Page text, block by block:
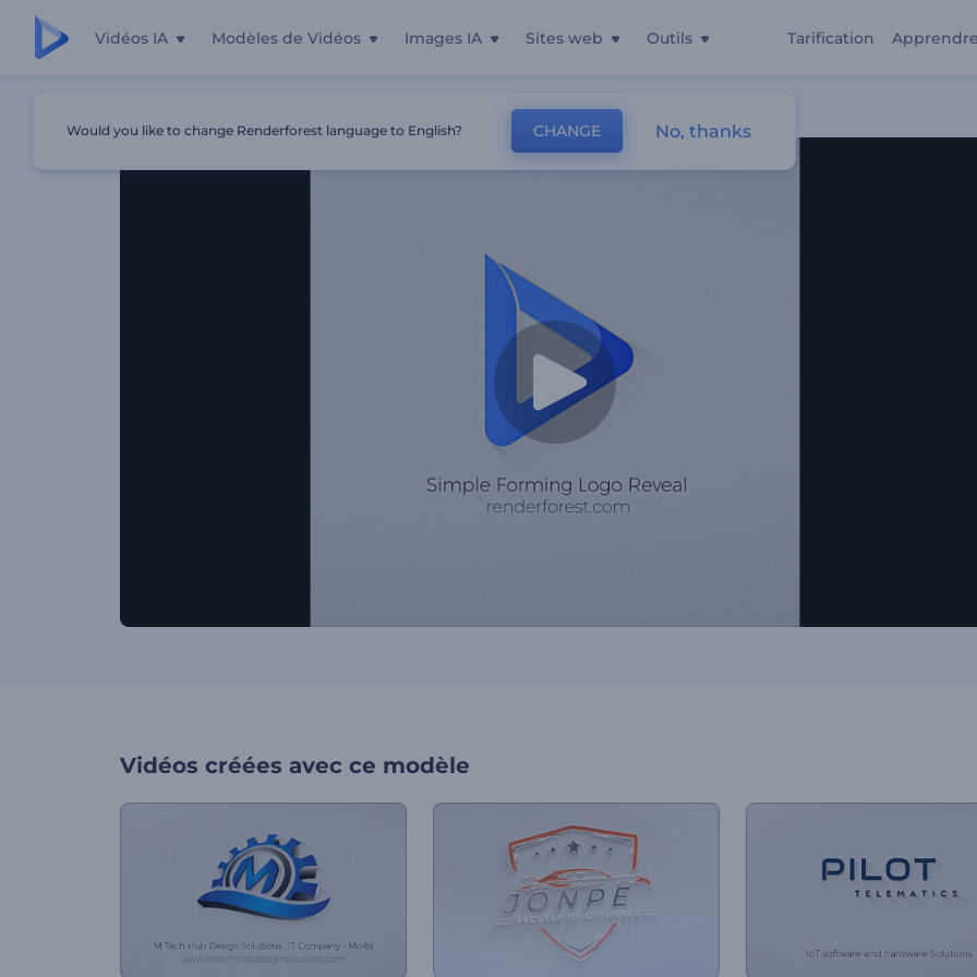
Vidéos IA Modèles de Vidéos Images IA Sites web Outils Tarification Apprendre
Vidéos créées avec ce modèle
Would you like to change Renderforest language to English? CHANGE No, thanks